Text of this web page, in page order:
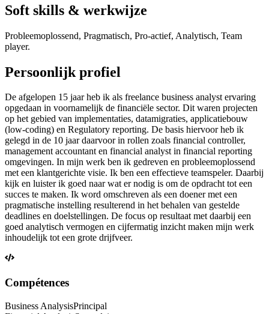
Soft skills & werkwijze
Probleemoplossend, Pragmatisch, Pro-actief, Analytisch, Team
player.
Persoonlijk profiel
De afgelopen 15 jaar heb ik als freelance business analyst ervaring
opgedaan in voornamelijk de financiële sector. Dit waren projecten
op het gebied van implementaties, datamigraties, applicatiebouw
(low-coding) en Regulatory reporting. De basis hiervoor heb ik
gelegd in de 10 jaar daarvoor in rollen zoals financial controller,
management accountant en financial analyst in financial reporting
omgevingen. In mijn werk ben ik gedreven en probleemoplossend
met een klantgerichte visie. Ik ben een effectieve teamspeler. Daarbij
kijk en luister ik goed naar wat er nodig is om de opdracht tot een
succes te maken. Ik word omschreven als een doener met een
pragmatische instelling resulterend in het behalen van gestelde
deadlines en doelstellingen. De focus op resultaat met daarbij een
goed analytisch vermogen en cijfermatig inzicht maken mijn werk
inhoudelijk tot een grote drijfveer.
Compétences
Business AnalysisPrincipal